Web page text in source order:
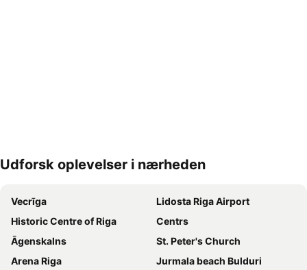
Udvid kort
Udforsk oplevelser i nærheden
Vecrīga
Lidosta Riga Airport
Historic Centre of Riga
Centrs
Āgenskalns
St. Peter's Church
Arena Riga
Jurmala beach Bulduri